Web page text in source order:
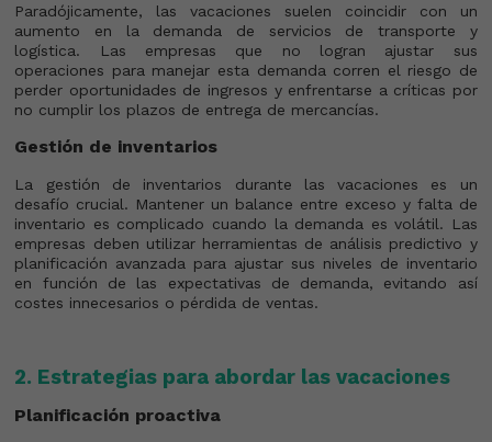
Paradójicamente, las vacaciones suelen coincidir con un
aumento en la demanda de servicios de transporte y
logística. Las empresas que no logran ajustar sus
operaciones para manejar esta demanda corren el riesgo de
perder oportunidades de ingresos y enfrentarse a críticas por
no cumplir los plazos de entrega de mercancías.
Gestión de inventarios
La gestión de inventarios durante las vacaciones es un
desafío crucial. Mantener un balance entre exceso y falta de
inventario es complicado cuando la demanda es volátil. Las
empresas deben utilizar herramientas de análisis predictivo y
planificación avanzada para ajustar sus niveles de inventario
en función de las expectativas de demanda, evitando así
costes innecesarios o pérdida de ventas.
2. Estrategias para abordar las vacaciones
Planificación proactiva